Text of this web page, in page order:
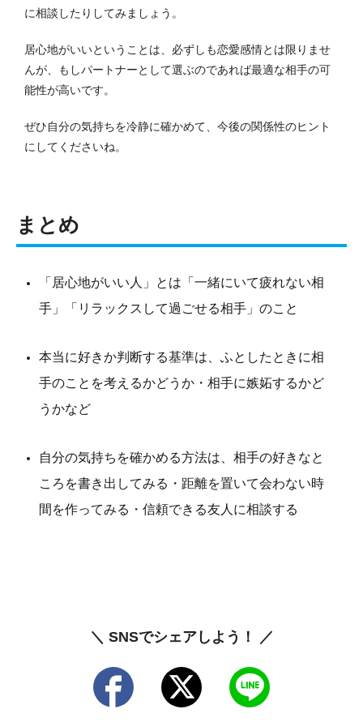
に相談したりしてみましょう。
居心地がいいということは、必ずしも恋愛感情とは限りませ
んが、もしパートナーとして選ぶのであれば最適な相手の可
能性が高いです。
ぜひ自分の気持ちを冷静に確かめて、今後の関係性のヒント
にしてくださいね。
まとめ
「居心地がいい人」とは「一緒にいて疲れない相
手」「リラックスして過ごせる相手」のこと
本当に好きか判断する基準は、ふとしたときに相
手のことを考えるかどうか・相手に嫉妬するかど
うかなど
自分の気持ちを確かめる方法は、相手の好きなと
ころを書き出してみる・距離を置いて会わない時
間を作ってみる・信頼できる友人に相談する
＼ SNSでシェアしよう！ ／